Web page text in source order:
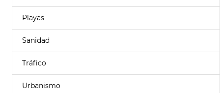
Playas
Sanidad
Tráfico
Urbanismo